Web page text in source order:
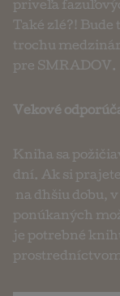
priveľa
Také zlé?!
trochu
pre SMRADOV.
Vekové
Kniha sa
dní. Ak si
na dhšiu dobu,
ponúkaných
je potrebné